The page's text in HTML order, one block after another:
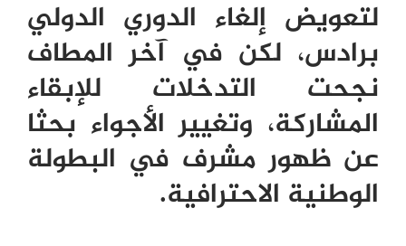
لتعويض إلغاء الدوري الدولي
برادس، لكن في آخر المطاف
نجحت التدخلات للإبقاء
المشاركة، وتغيير الأجواء بحثا
عن ظهور مشرف في البطولة
الوطنية الاحترافية.